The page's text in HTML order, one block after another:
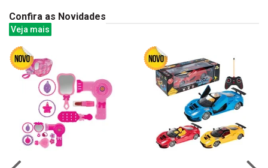
Confira as Novidades
Veja mais